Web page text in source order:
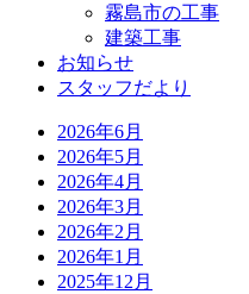
霧島市の工事
建築工事
お知らせ
スタッフだより
2026年6月
2026年5月
2026年4月
2026年3月
2026年2月
2026年1月
2025年12月